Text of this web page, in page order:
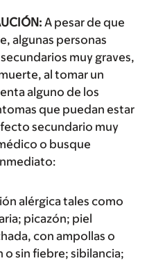
A pesar de que
algunas personas
muy graves,
al tomar un
alguno de los
que puedan estar
secundario muy
o busque
alérgica tales como
picazón; piel
con ampollas o
o sin fiebre; sibilancia;